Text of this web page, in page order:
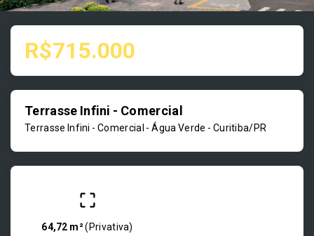
R$715.000
Terrasse Infini - Comercial
Terrasse Infini - Comercial -Água Verde - Curitiba/PR
64,72 m²( Privativa)